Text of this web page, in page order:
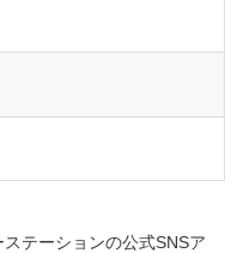
テーションの公式SNSア